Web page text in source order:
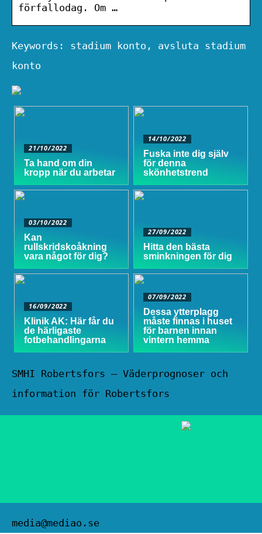
förfallodag. Om …
Keywords: stadium konto, avsluta stadium
konto
21/10/2022
Ta hand om din
kropp när du arbetar
14/10/2022
Fuska inte dig själv
för denna
skönhetstrend
03/10/2022
Kan
rullskridskoåkning
vara något för dig?
27/09/2022
Hitta den bästa
sminkningen för dig
16/09/2022
Klinik AK: Här får du
de härligaste
fotbehandlingarna
07/09/2022
Dessa ytterplagg
måste finnas i huset
för barnen innan
vintern hemma
SMHI Robertsfors – Väderprognoser och
information för Robertsfors
media@mediao.se